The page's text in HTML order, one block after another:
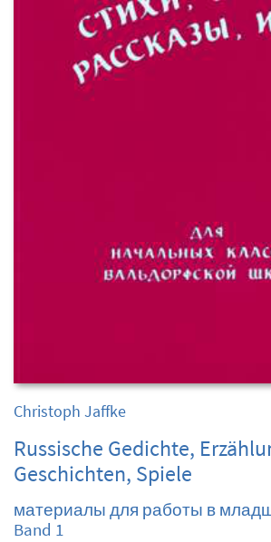
Christoph Jaffke
Russische Gedichte,
Geschichten, Spiele
материалы для работы в
Band 1